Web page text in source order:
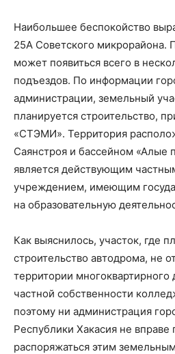
Наибольшее беспокойство
25А Советского микрорайона.
может появиться всего в
подъездов. По информации
администрации, земельный
планируется строительство,
«СТЭМИ». Территория
Саянстроя и бассейном «Алые
является действующим
учреждением, имеющим
на образовательную
Как выяснилось, участок, где
строительство автодрома, не
территории многоквартирного
частной собственности
поэтому ни администрация
Республики Хакасия не вправе
распоряжаться этим